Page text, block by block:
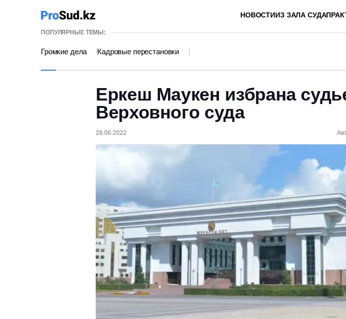
НОВОСТИИЗ ЗАЛА СУДА
ПОПУЛЯРНЫЕ ТЕМЫ:
Громкие дела Кадровые перестановки
Еркеш Маукен избрана
Верховного суда
28.06.2022